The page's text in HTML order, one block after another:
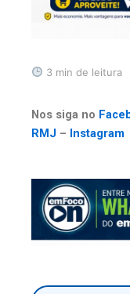
3 min de leitura
Nos siga no
RMJ – Instagram